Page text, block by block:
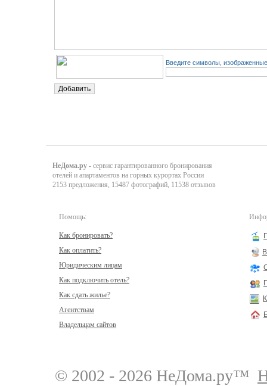
Введите символы,
НеДома.ру - сервис гарантированного бронирования
отелей и апартаментов на горных курортах России
2153 предложения, 15487 фотографий, 11538 отзывов
Помощь:
Как бронировать?
Как оплатить?
Юридическим лицам
Как подключить отель?
Как сдать жилье?
Агентствам
Владельцам сайтов
© 2002 - 2026 НеДома.ру™